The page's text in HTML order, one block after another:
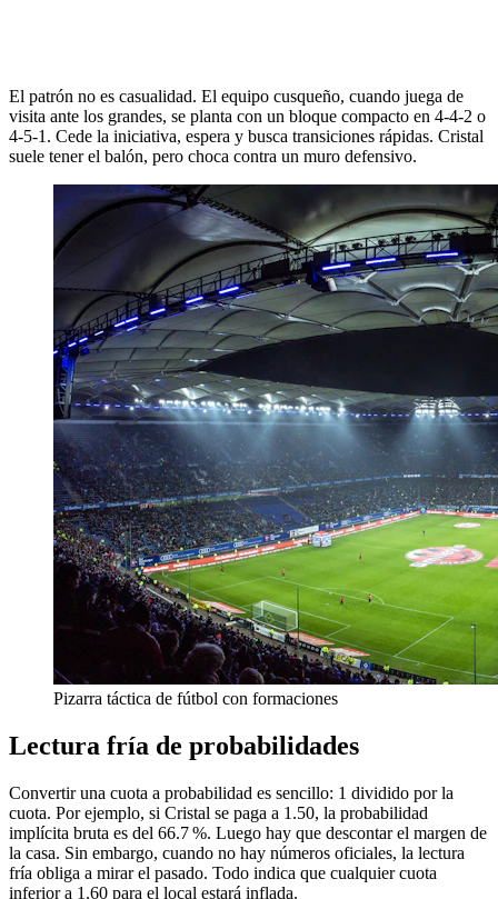
El patrón no es casualidad. El equipo cusqueño, cuando juega de
visita ante los grandes, se planta con un bloque compacto en 4-4-2 o
4-5-1. Cede la iniciativa, espera y busca transiciones rápidas. Cristal
suele tener el balón, pero choca contra un muro defensivo.
Pizarra táctica de fútbol con formaciones
Lectura fría de probabilidades
Convertir una cuota a probabilidad es sencillo: 1 dividido por la
cuota. Por ejemplo, si Cristal se paga a 1.50, la probabilidad
implícita bruta es del 66.7 %. Luego hay que descontar el margen de
la casa. Sin embargo, cuando no hay números oficiales, la lectura
fría obliga a mirar el pasado. Todo indica que cualquier cuota
inferior a 1.60 para el local estará inflada.